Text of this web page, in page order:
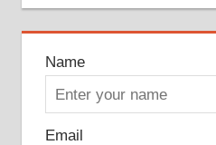
Name
Email